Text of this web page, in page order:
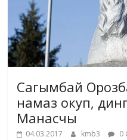
Сагымбай
намаз окуп,
Манасчы
04.03.2017 kmb3 0